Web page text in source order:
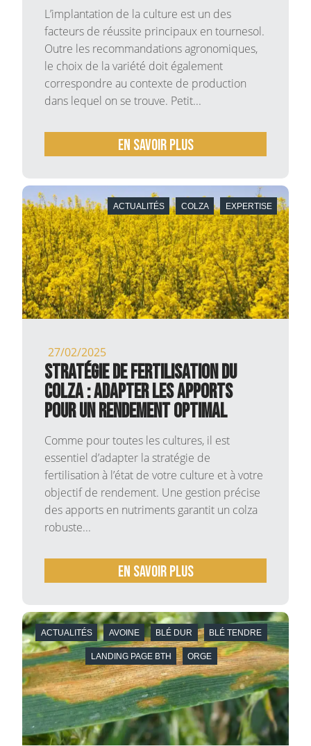
L’implantation de la culture est un des
facteurs de réussite principaux en tournesol.
Outre les recommandations agronomiques,
le choix de la variété doit également
correspondre au contexte de production
dans lequel on se trouve. Petit...
En savoir plus
ACTUALITÉS COLZA EXPERTISE
27/02/2025
Stratégie de fertilisation du
colza : adapter les apports
pour un rendement optimal
Comme pour toutes les cultures, il est
essentiel d’adapter la stratégie de
fertilisation à l’état de votre culture et à votre
objectif de rendement. Une gestion précise
des apports en nutriments garantit un colza
robuste...
En savoir plus
ACTUALITÉS AVOINE BLÉ DUR BLÉ TENDRE
LANDING PAGE BTH ORGE